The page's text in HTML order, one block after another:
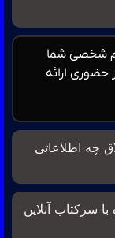
شما
ارائه
اطلاعاتی
آنلاین